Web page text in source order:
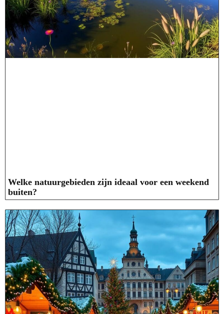
Welke natuurgebieden zijn ideaal voor een weekend
buiten?